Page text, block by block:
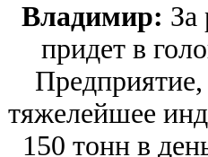
Владимир: За
придет в
Предприятие,
тяжелейшее
150 тонн в